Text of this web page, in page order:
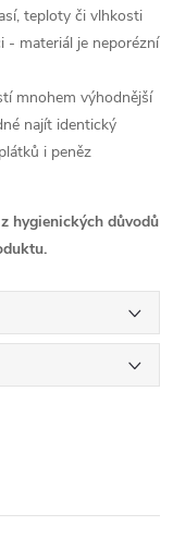
teploty či vlhkosti
- materiál je neporézní
mnohem výhodnější
najít identický
i peněz
hygienických důvodů